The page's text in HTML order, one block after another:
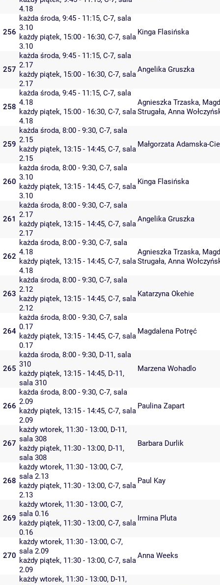
4.18
256
każda środa, 9:45 - 11:15, C-7, sala
3.10
każdy piątek, 15:00 - 16:30, C-7, sala
3.10
Kinga Flasińska
257
każda środa, 9:45 - 11:15, C-7, sala
2.17
każdy piątek, 15:00 - 16:30, C-7, sala
2.17
Angelika Gruszka
258
każda środa, 9:45 - 11:15, C-7, sala
4.18
każdy piątek, 15:00 - 16:30, C-7, sala
4.18
Agnieszka Trzaska,
Strugała, Anna
259
każda środa, 8:00 - 9:30, C-7, sala
2.15
każdy piątek, 13:15 - 14:45, C-7, sala
2.15
Małgorzata Adamska-
260
każda środa, 8:00 - 9:30, C-7, sala
3.10
każdy piątek, 13:15 - 14:45, C-7, sala
3.10
Kinga Flasińska
261
każda środa, 8:00 - 9:30, C-7, sala
2.17
każdy piątek, 13:15 - 14:45, C-7, sala
2.17
Angelika Gruszka
262
każda środa, 8:00 - 9:30, C-7, sala
4.18
każdy piątek, 13:15 - 14:45, C-7, sala
4.18
Agnieszka Trzaska,
Strugała, Anna
263
każda środa, 8:00 - 9:30, C-7, sala
2.12
każdy piątek, 13:15 - 14:45, C-7, sala
2.12
Katarzyna Okehie
264
każda środa, 8:00 - 9:30, C-7, sala
0.17
każdy piątek, 13:15 - 14:45, C-7, sala
0.17
Magdalena Potręć
265
każda środa, 8:00 - 9:30, D-11, sala
310
każdy piątek, 13:15 - 14:45, D-11,
sala 310
Marzena Wohadlo
266
każda środa, 8:00 - 9:30, C-7, sala
2.09
każdy piątek, 13:15 - 14:45, C-7, sala
2.09
Paulina Zapart
267
każdy wtorek, 11:30 - 13:00, D-11,
sala 308
każdy piątek, 11:30 - 13:00, D-11,
sala 308
Barbara Durlik
268
każdy wtorek, 11:30 - 13:00, C-7,
sala 2.13
każdy piątek, 11:30 - 13:00, C-7, sala
2.13
Paul Kay
269
każdy wtorek, 11:30 - 13:00, C-7,
sala 0.16
każdy piątek, 11:30 - 13:00, C-7, sala
0.16
Irmina Pluta
270
każdy wtorek, 11:30 - 13:00, C-7,
sala 2.09
każdy piątek, 11:30 - 13:00, C-7, sala
2.09
Anna Weeks
każdy wtorek, 11:30 - 13:00, D-11,